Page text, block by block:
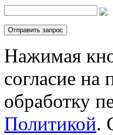
Нажимая
согласие на
обработку
Политикой.